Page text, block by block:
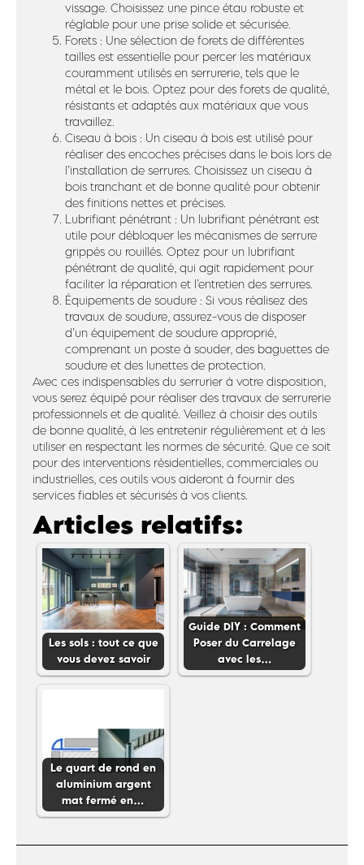
vissage. Choisissez une pince étau robuste et
réglable pour une prise solide et sécurisée.
Forets : Une sélection de forets de différentes
tailles est essentielle pour percer les matériaux
couramment utilisés en serrurerie, tels que le
métal et le bois. Optez pour des forets de qualité,
résistants et adaptés aux matériaux que vous
travaillez.
Ciseau à bois : Un ciseau à bois est utilisé pour
réaliser des encoches précises dans le bois lors de
l’installation de serrures. Choisissez un ciseau à
bois tranchant et de bonne qualité pour obtenir
des finitions nettes et précises.
Lubrifiant pénétrant : Un lubrifiant pénétrant est
utile pour débloquer les mécanismes de serrure
grippés ou rouillés. Optez pour un lubrifiant
pénétrant de qualité, qui agit rapidement pour
faciliter la réparation et l’entretien des serrures.
Équipements de soudure : Si vous réalisez des
travaux de soudure, assurez-vous de disposer
d’un équipement de soudure approprié,
comprenant un poste à souder, des baguettes de
soudure et des lunettes de protection.
Avec ces indispensables du serrurier à votre disposition,
vous serez équipé pour réaliser des travaux de serrurerie
professionnels et de qualité. Veillez à choisir des outils
de bonne qualité, à les entretenir régulièrement et à les
utiliser en respectant les normes de sécurité. Que ce soit
pour des interventions résidentielles, commerciales ou
industrielles, ces outils vous aideront à fournir des
services fiables et sécurisés à vos clients.
Articles relatifs:
Les sols : tout ce que
vous devez savoir
Guide DIY : Comment
Poser du Carrelage
avec les…
Le quart de rond en
aluminium argent
mat fermé en…